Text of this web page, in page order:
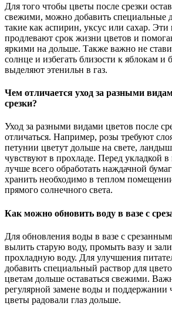
Для того чтобы цветы после срезки
свежими, можно добавить специальные
такие как аспирин, уксус или сахар.
продлевают срок жизни цветов и
яркими на дольше. Также важно не
солнце и избегать близости к яблокам и
выделяют этенильн в газ.
Чем отличается уход за разными
срезки?
Уход за разными видами цветов после
отличаться. Например, розы требуют
петунии цветут дольше на свете,
чувствуют в прохладе. Перед укладкой в
лучше всего обработать наждачной
хранить необходимо в теплом
прямого солнечного света.
Как можно обновить воду в вазе с
Для обновления воды в вазе с
вылить старую воду, промыть вазу и
прохладную воду. Для улучшения
добавить специальный раствор для
цветам дольше оставаться свежими.
регулярной замене воды и поддержании
цветы радовали глаз дольше.